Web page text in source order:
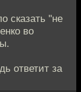
сказать "не
во
ответит за